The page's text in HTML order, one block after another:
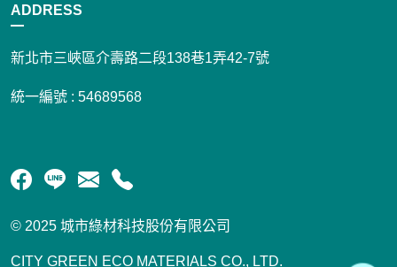
ADDRESS
新北市三峽區介壽路二段138巷1弄42-7號
統一編號 : 54689568
© 2025 城市綠材科技股份有限公司
CITY GREEN ECO MATERIALS CO., LTD.